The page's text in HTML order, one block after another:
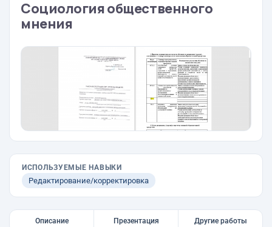
Социология общественного
мнения
ИСПОЛЬЗУЕМЫЕ НАВЫКИ
Редактирование/корректировка
Описание Презентация Другие работы